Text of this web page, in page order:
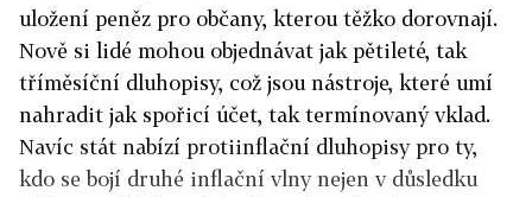
uložení peněz pro občany, kterou těžko dorovnají.
Nově si lidé mohou objednávat jak pětileté, tak
tříměsíční dluhopisy, což jsou nástroje, které umí
nahradit jak spořicí účet, tak termínovaný vklad.
Navíc stát nabízí protiinflační dluhopisy pro ty,
kdo se bojí druhé inflační vlny nejen v důsledku